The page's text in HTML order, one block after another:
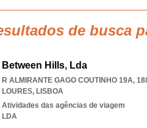
de busca
Between Hills, Lda
R ALMIRANTE GAGO COUTINHO 19A,
LOURES, LISBOA
Atividades das agências de viagem
LDA